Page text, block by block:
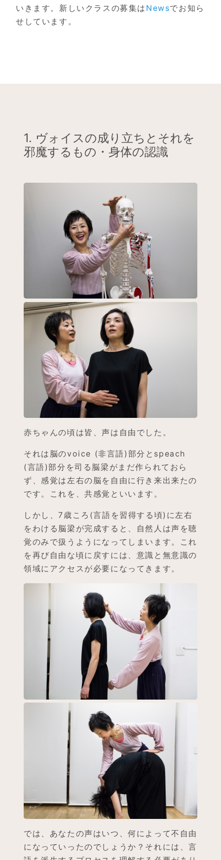
いきます。新しいクラスの募集は Newsでお知ら
せしています。
1. ヴォイスの成り立ちとそれを
邪魔するもの・身体の認識
赤ちゃんの頃は皆、声は自由でした。
それは脳のvoice (非言語)部分とspeach
(言語)部分を司る脳梁がまだ作られておら
ず、感覚は左右の脳を自由に行き来出来たの
です。これを、共感覚といいます。
しかし、7歳ころ(言語を習得する頃)に左右
をわける脳梁が完成すると、自然人は声を聴
覚のみで扱うようになってしまいます。これ
を再び自由な頃に戻すには、意識と無意識の
領域にアクセスが必要になってきます。
では、あなたの声はいつ、何によって不自由
になっていったのでしょうか？それには、言